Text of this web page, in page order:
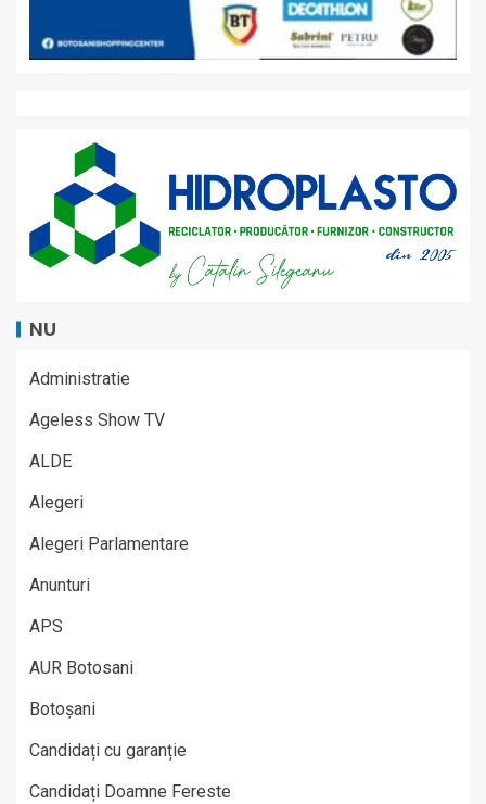
NU
Administratie
Ageless Show TV
ALDE
Alegeri
Alegeri Parlamentare
Anunturi
APS
AUR Botosani
Botoșani
Candidați cu garanție
Candidați Doamne Fereste